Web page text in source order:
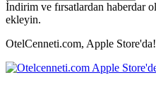
İndirim ve fırsatlardan haberdar
ekleyin.
OtelCenneti.com, Apple Store'da!